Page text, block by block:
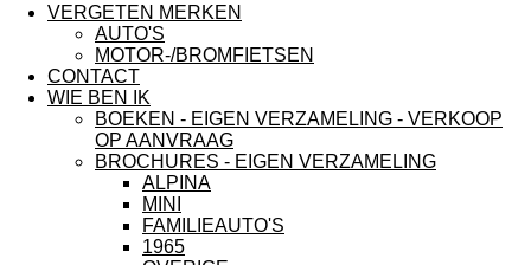
VERGETEN MERKEN
AUTO'S
MOTOR-/BROMFIETSEN
CONTACT
WIE BEN IK
BOEKEN - EIGEN VERZAMELING - VERKOOP
OP AANVRAAG
BROCHURES - EIGEN VERZAMELING
ALPINA
MINI
FAMILIEAUTO'S
1965